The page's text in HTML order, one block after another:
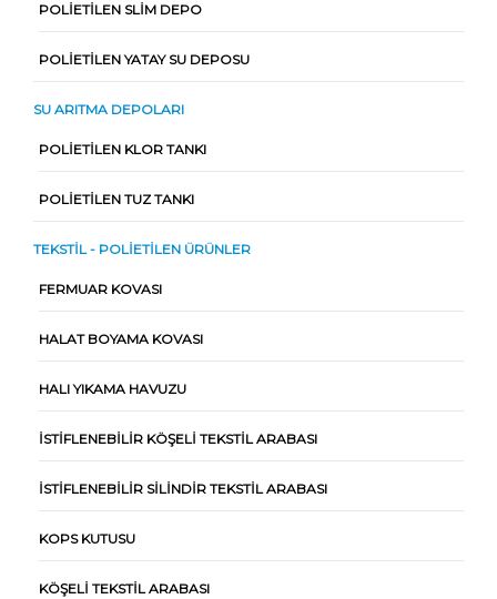
POLIETILEN SLIM DEPO
POLIETILEN YATAY SU DEPOSU
SU ARITMA DEPOLARI
POLIETILEN KLOR TANKI
POLIETILEN TUZ TANKI
TEKSTIL - POLIETILEN ÜRÜNLER
FERMUAR KOVASI
HALAT BOYAMA KOVASI
HALI YIKAMA HAVUZU
İSTIFLENEBILIR KÖŞELI TEKSTIL ARABASI
İSTIFLENEBILIR SILINDIR TEKSTIL ARABASI
KOPS KUTUSU
KÖŞELI TEKSTIL ARABASI